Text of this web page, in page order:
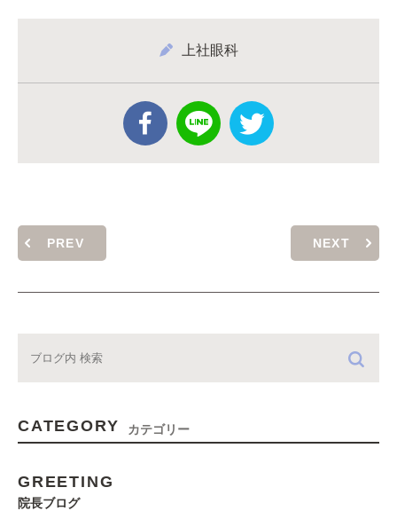
上社眼科
PREV NEXT
CATEGORY カテゴリー
GREETING
院長ブログ